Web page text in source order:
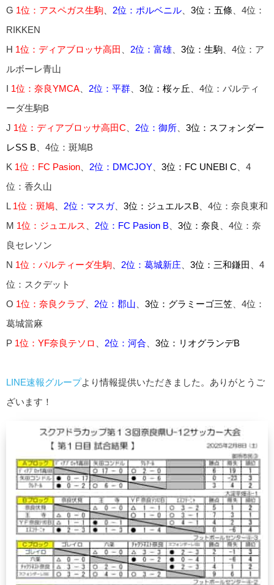
G 1位：アスペガス生駒 2位：ポルベニル 3位：五條 、4位：
RIKKEN
H 1位：ディアブロッサ高田 2位：富雄 3位：生駒 、4位：ア
ルボーレ青山
I 1位：奈良YMCA 2位：平群 3位：桜ヶ丘 、4位：パルティ
ーダ生駒B
J 1位：ディアブロッサ高田C 2位：御所
3位：スフォンダー
レSS B 、4位：斑鳩B
K 1位：FC Pasion 2位：DMCJOY 3位：FC UNEBI C 、4
位：香久山
L1位：斑鳩 2位：マスガ、 3位：ジュエルスB 、4位：奈良東和
M 1位：ジュエルス 2位：FC Pasion B 3位：奈良
、4位：奈
良セレソン
N 1位：パルティーダ生駒 2位：葛城新庄 3位：三和鎌田
、4
位：スクデット
O 1位：奈良クラブ 2位：郡山 3位：グラミーゴ三笠 、4位：
葛城當麻
P 1位：YF奈良テソロ 2位：河合 3位：リオグランデB
LINE速報グループより情報提供いただきました。ありがとうご
ざいます！